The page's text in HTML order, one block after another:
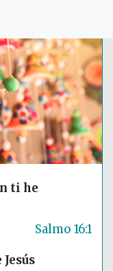
ti he
Salmo 16:1